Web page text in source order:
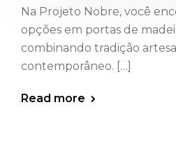
Na Projeto Nobre, você
opções em portas de
combinando tradição
contemporâneo. […]
Read more